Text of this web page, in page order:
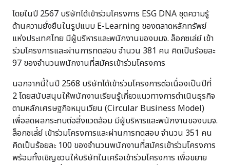
โดยในปี 2567 บริษัทได้เข้าร่วมโครงการ ESG DNA ชุดความรู้
ด้านความยั่งยืนในรูปแบบ E-Learning ของตลาดหลักทรัพย์
แห่งประเทศไทย มีผู้บริหารและพนักงานของบมจ. ล็อกซเล่ย์ เข้า
ร่วมโครงการและผ่านการทดสอบ จำนวน 381 คน คิดเป็นร้อยละ
97 ของจำนวนพนักงานที่สมัครเข้าร่วมโครงการ
นอกจากนี้ในปี 2568 บริษัทได้เข้าร่วมโครงการต่อเนื่องเป็นปีที่
2 โดยสนับสนุนให้พนักงานเรียนรู้เกี่ยวแนวทางการดำเนินธุรกิจ
ตามหลักเศรษฐกิจหมุนเวียน (Circular Business Model)
เพื่อลดผลกระทบต่อสิ่งแวดล้อม มีผู้บริหารและพนักงานของบมจ.
ล็อกซเล่์ย์ เข้าร่วมโครงการและผ่านการทดสอบ จำนวน 351 คน
คิดเป็นร้อยละ 100 ของจำนวนพนักงานที่สมัครเข้าร่วมโครงการ
พร้อมทั้งเชิญชวนให้บริษัทในเครือเข้าร่วมโครงการ เพื่อขยาย